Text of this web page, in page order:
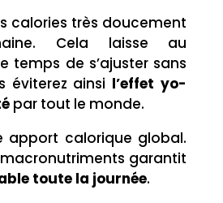
calories très doucement
Cela laisse au
temps de s’ajuster sans
éviterez ainsi l’effet yo-
par tout le monde.
apport calorique global.
macronutriments garantit
toute la journée.